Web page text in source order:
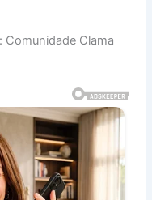
Comunidade Clama